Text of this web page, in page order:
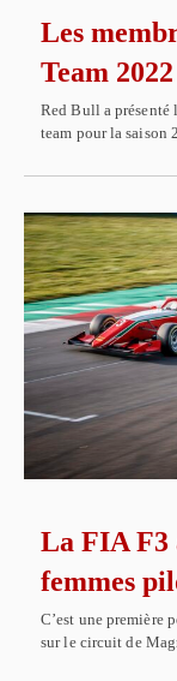
Les
Team 2022
Red Bull a présenté
team pour la
La FIA F3
femmes
C’est une première
sur le circuit de